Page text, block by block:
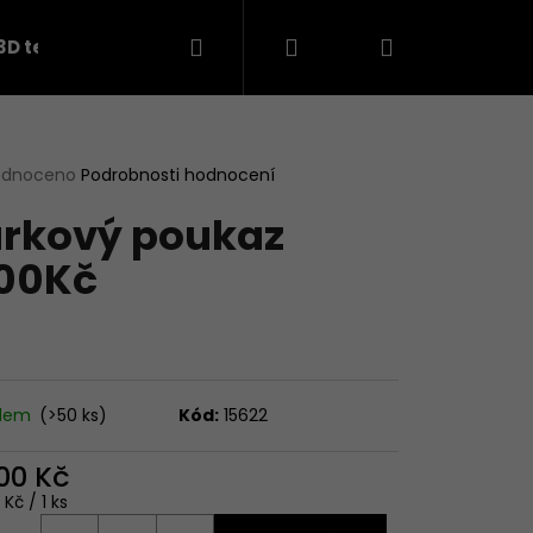
teplákovina Přihlášení
Podrobnosti hodnocení
poukaz
(>50 ks) Kód: 15622
Kč
/ 1 ks